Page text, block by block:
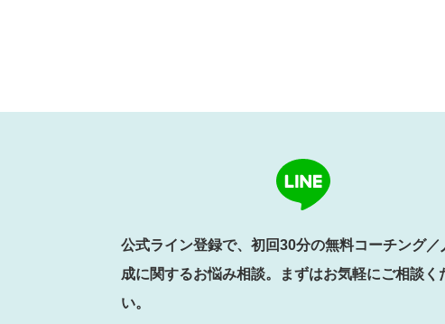
公式ライン登録で、初回30分の無料コーチング／
成に関するお悩み相談。まずはお気軽にご相談く
い。